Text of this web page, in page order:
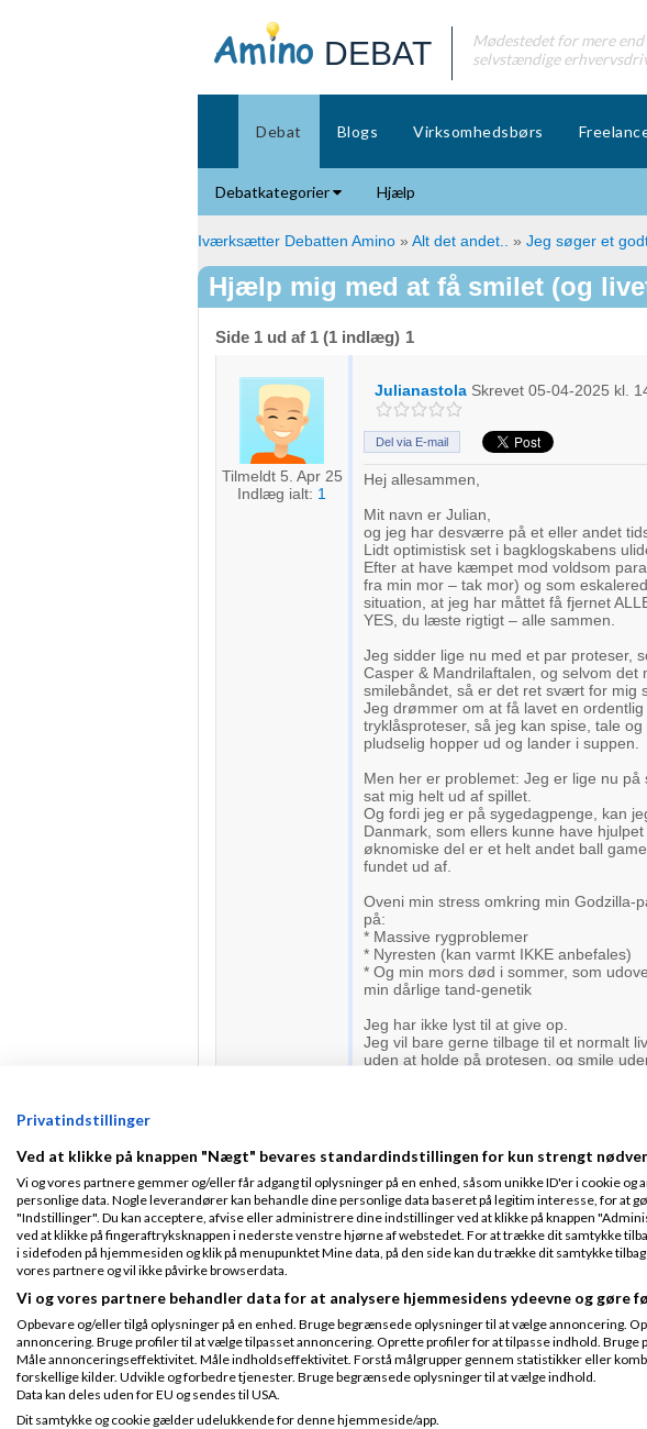
DEBAT
Mødestedet for mere
selvstændige
Debat Blogs Virksomhedsbørs
Debatkategorier Hjælp
Iværksætter Debatten Amino » Alt det andet.. » Jeg søger et
Hjælp mig med at få smilet (og
Side 1 ud af 1 (1 indlæg) 1
Tilmeldt 5. Apr 25
Indlæg ialt: 1
Julianastola Skrevet 05-04-2025 kl.
Del via E-mail
Hej allesammen,
Mit navn er Julian,
og jeg har desværre på et eller andet
Lidt optimistisk set i bagklogskabens
Efter at have kæmpet mod voldsom
fra min mor – tak mor) og som
situation, at jeg har måttet få fjernet
YES, du læste rigtigt – alle sammen.
Jeg sidder lige nu med et par proteser,
Casper & Mandrilaftalen, og selvom
smilebåndet, så er det ret svært for mig
Jeg drømmer om at få lavet en
tryklåsproteser, så jeg kan spise, tale
pludselig hopper ud og lander i suppen.
Men her er problemet: Jeg er lige nu
sat mig helt ud af spillet.
Og fordi jeg er på sygedagpenge, kan
Danmark, som ellers kunne have
øknomiske del er et helt andet ball
fundet ud af.
Oveni min stress omkring min Godzilla-
på:
* Massive rygproblemer
* Nyresten (kan varmt IKKE anbefales)
* Og min mors død i sommer, som
min dårlige tand-genetik
Jeg har ikke lyst til at give op.
Jeg vil bare gerne tilbage til et normalt
uden at holde på protesen, og smile
Jeg søger derfor 200.000 kr.
gofundme) for at kunne få implantater
Det vil betyde alt for mig – ikke kun
Hvis du eller I har mulighed for at
taknemmelig. Og hvis du ikke kan, så
videre.
Tak fordi du læste med – og tak hvis du
DBH Julian Astola Perbøll
🙏
Side 1 ud af 1 (1 indlæg)
RSS-feed
Privatindstillinger
Ved at klikke på knappen "Nægt" bevares standardindstillingen for kun strengt
Vi og vores partnere gemmer og/eller får adgang til oplysninger på en enhed, såsom unikke ID'er i cookie og
personlige data. Nogle leverandører kan behandle dine personlige data baseret på legitim interesse, for at
"Indstillinger". Du kan acceptere, afvise eller administrere dine indstillinger ved at klikke på knappen
ved at klikke på fingeraftryksknappen i nederste venstre hjørne af webstedet. For at trække dit samtykke
i sidefoden på hjemmesiden og klik på menupunktet Mine data, på den side kan du trække dit samtykke
vores partnere og vil ikke påvirke browserdata.
Vi og vores partnere behandler data for at analysere hjemmesidens ydeevne og gøre
Opbevare og/eller tilgå oplysninger på en enhed. Bruge begrænsede oplysninger til at vælge annoncering.
annoncering. Bruge profiler til at vælge tilpasset annoncering. Oprette profiler for at tilpasse indhold. Bruge
Måle annonceringseffektivitet. Måle indholdseffektivitet. Forstå målgrupper gennem statistikker eller
forskellige kilder. Udvikle og forbedre tjenester. Bruge begrænsede oplysninger til at vælge indhold.
Data kan deles uden for EU og sendes til USA.
Dit samtykke og cookie gælder udelukkende for denne hjemmeside/app.